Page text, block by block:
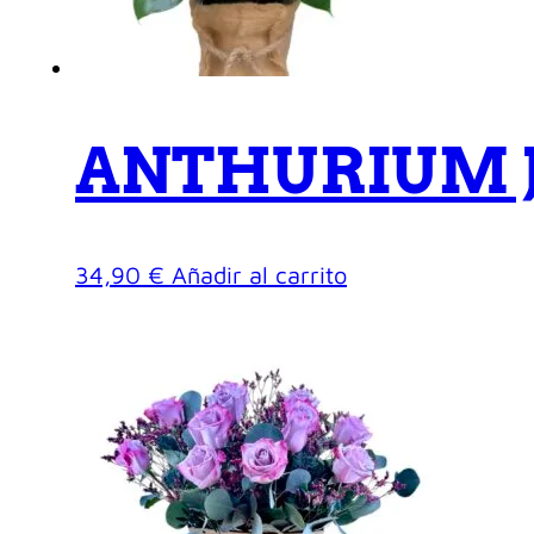
ANTHURIUM
34,90 € Añadir al carrito